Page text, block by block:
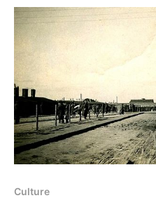
extraction directe, bien
aujourd’hui, commence à
envisagée pour
Culture